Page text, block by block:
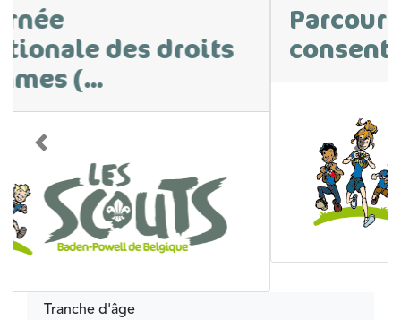
Parcours sur le
consentement
Précédent